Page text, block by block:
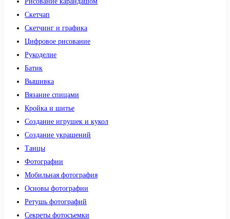
Скетчап
Скетчинг и графика
Цифровое рисование
Рукоделие
Батик
Вышивка
Вязание спицами
Кройка и шитье
Создание игрушек и кукол
Создание украшений
Танцы
Фотографии
Мобильная фотография
Основы фотографии
Ретушь фотографий
Секреты фотосъемки